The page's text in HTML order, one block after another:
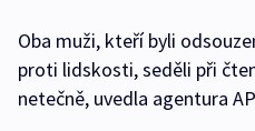
Oba muži, kteří byli
proti lidskosti, seděli při
netečně, uvedla agentura